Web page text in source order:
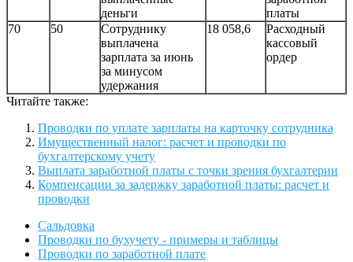
деньги
платы
70
50
Сотруднику
выплачена
зарплата за июнь
за минусом
удержания
18 058,6
Расходный
кассовый
ордер
Читайте также:
Проводки по уплате зарплаты на карточку сотрудника
Имущественный налог: расчет и проводки по
бухгалтерскому учету
Выплата заработной платы с точки зрения бухгалтерии
Компенсации за задержку заработной платы: расчет и
проводки
Сальдовка
Проводки по бухучету - примеры и таблицы
Проводки по заработной плате